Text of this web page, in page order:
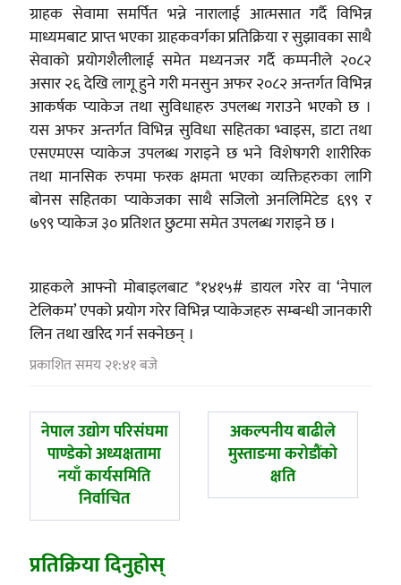
ग्राहक सेवामा समर्पित भन्ने नारालाई आत्मसात गर्दै विभिन्न
माध्यमबाट प्राप्त भएका ग्राहकवर्गका प्रतिक्रिया र सुझावका साथै
सेवाको प्रयोगशैलीलाई समेत मध्यनजर गर्दै कम्पनीले २०८२
असार २६ देखि लागू हुने गरी मनसुन अफर २०८२ अन्तर्गत विभिन्न
आकर्षक प्याकेज तथा सुविधाहरु उपलब्ध गराउने भएको छ ।
यस अफर अन्तर्गत विभिन्न सुविधा सहितका भ्वाइस, डाटा तथा
एसएमएस प्याकेज उपलब्ध गराइने छ भने विशेषगरी शारीरिक
तथा मानसिक रुपमा फरक क्षमता भएका व्यक्तिहरुका लागि
बोनस सहितका प्याकेजका साथै सजिलो अनलिमिटेड ६९९ र
७९९ प्याकेज ३० प्रतिशत छुटमा समेत उपलब्ध गराइने छ ।
ग्राहकले आफ्नो मोबाइलबाट *१४१५# डायल गरेर वा ‘नेपाल
टेलिकम’ एपको प्रयोग गरेर विभिन्न प्याकेजहरु सम्बन्धी जानकारी
लिन तथा खरिद गर्न सक्नेछन् ।
प्रकाशित समय २१:४१ बजे
पछिल्लाे
नेपाल उद्योग परिसंघमा
पाण्डेको अध्यक्षतामा
नयाँ कार्यसमिति
निर्वाचित
अघिल्लाे
-
अकल्पनीय बाढीले
मुस्ताङमा करोडौंको
क्षति
प्रतिक्रिया दिनुहोस्